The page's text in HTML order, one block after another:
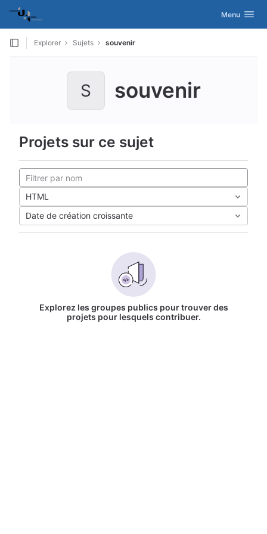
Skip to content
GitLab Activer/
Menu
Explorer Sujets souvenir
S souvenir
Projets sur ce sujet
HTML
Date de création croissante
Explorez les groupes publics pour trouver des
projets pour lesquels contribuer.